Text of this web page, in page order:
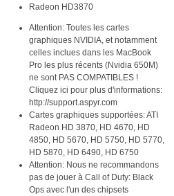
Radeon HD3870
Attention: Toutes les cartes
graphiques NVIDIA, et notamment
celles inclues dans les MacBook
Pro les plus récents (Nvidia 650M)
ne sont PAS COMPATIBLES !
Cliquez ici pour plus d'informations:
http://support.aspyr.com
Cartes graphiques supportées: ATI
Radeon HD 3870, HD 4670, HD
4850, HD 5670, HD 5750, HD 5770,
HD 5870, HD 6490, HD 6750
Attention: Nous ne recommandons
pas de jouer à Call of Duty: Black
Ops avec l'un des chipsets